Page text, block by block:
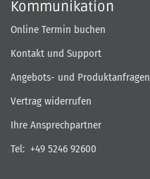
Kommunikation
Online Termin buchen
Kontakt und Support
Angebots- und Produktanfragen
Vertrag widerrufen
Ihre Ansprechpartner
Tel: +49 5246 92600